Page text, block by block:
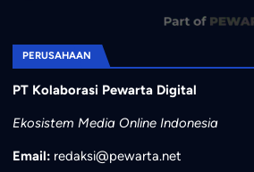
PERUSAHAAN
PT Kolaborasi Pewarta Digital
Ekosistem Media Online Indonesia
Email: redaksi@pewarta.net